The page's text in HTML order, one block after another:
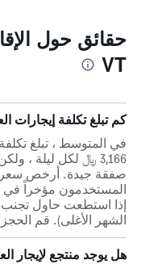
حقائق حول
VT
كم تبلغ تكلفة
في المتوسط ، تبلغ
صفقة جيدة. أرخص سعر
إذا استطعت حاول
الشهر الأغلى). قم
هل يوجد منتجع لإيجار